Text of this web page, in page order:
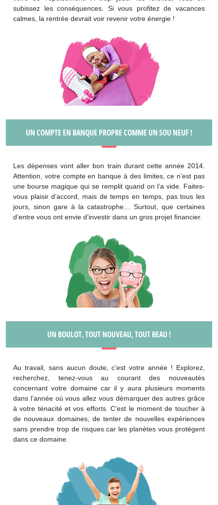
subissez les conséquences. Si vous profitez de vacances
calmes, la rentrée devrait voir revenir votre énergie !
UN COMPTE EN BANQUE PROPRE COMME UN SOU NEUF !
Les dépenses vont aller bon train durant cette année 2014.
Attention, votre compte en banque à des limites, ce n’est pas
une bourse magique qui se remplit quand on l’a vide. Faites-
vous plaisir d’accord, mais de temps en temps, pas tous les
jours, sinon gare à la catastrophe… Surtout, que certaines
d’entre vous ont envie d’investir dans un gros projet financier.
UN BOULOT, TOUT NOUVEAU, TOUT BEAU !
Au travail, sans aucun doute, c’est votre année ! Explorez,
recherchez, tenez-vous au courant des nouveautés
concernant votre domaine car il y aura plusieurs moments
dans l’année où vous allez vous démarquer des autres grâce
à votre ténacité et vos efforts. C’est le moment de toucher à
de nouveaux domaines, de tenter de nouvelles expériences
sans prendre trop de risques car les planètes vous protègent
dans ce domaine.